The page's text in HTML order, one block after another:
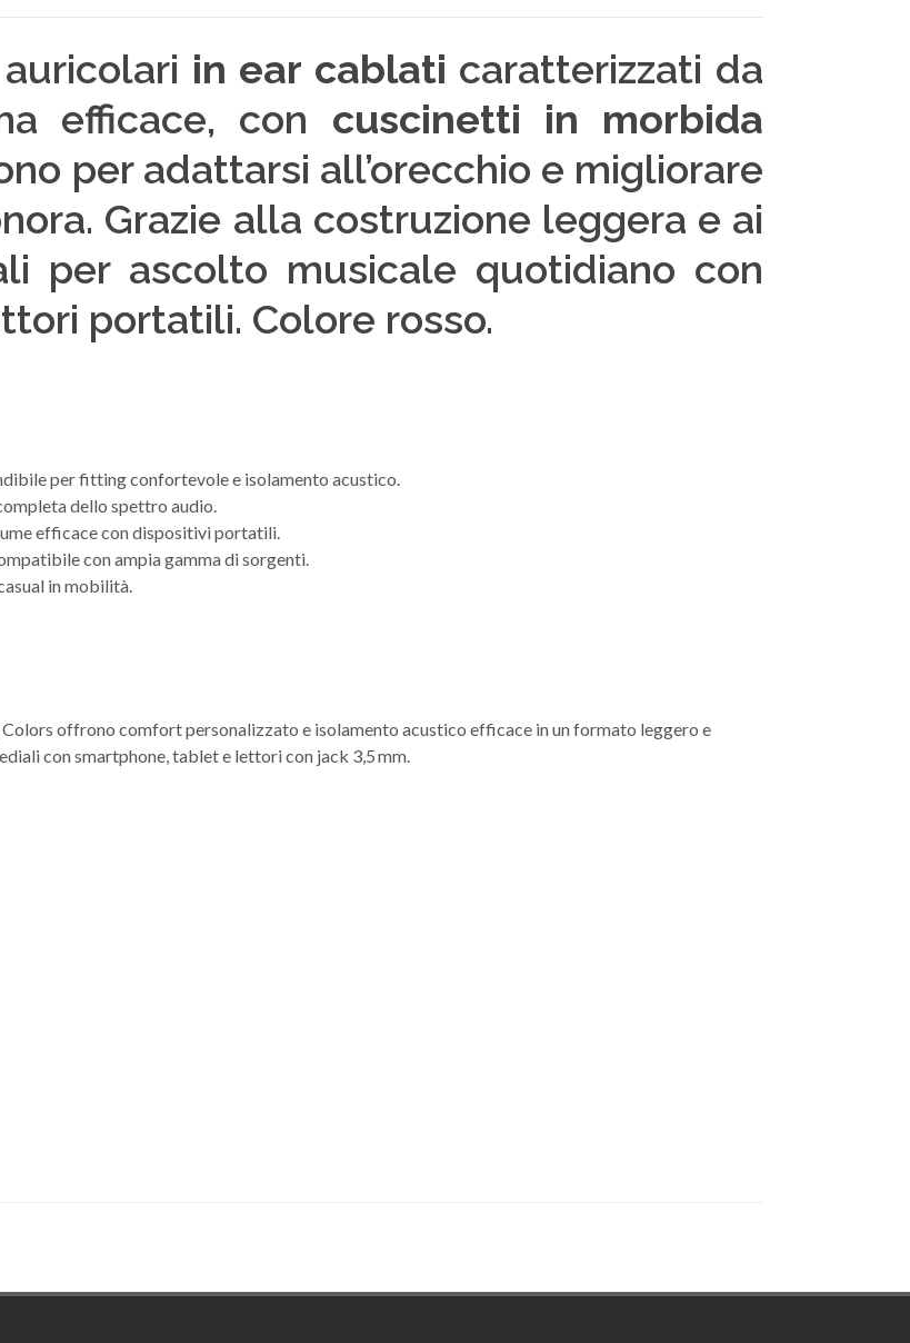
in ear cablati caratterizzati da
efficace, con cuscinetti in morbida
per adattarsi all’orecchio e migliorare
Grazie alla costruzione leggera e ai
per ascolto musicale quotidiano con
portatili. Colore rosso.
per fitting confortevole e isolamento acustico.
dello spettro audio.
efficace con dispositivi portatili.
con ampia gamma di sorgenti.
in mobilità.
offrono comfort personalizzato e isolamento acustico efficace in un formato leggero e
con smartphone, tablet e lettori con jack 3,5 mm.